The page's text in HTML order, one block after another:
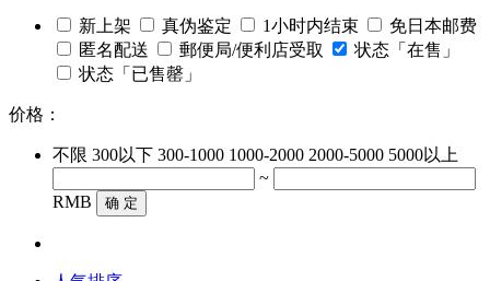
新上架 真伪鉴定 1小时内结束
免日本邮费
匿名配送
郵便局/便利店受取
状态「在售」
状态「已售罄」
价格：
不限 300以下 300-1000 1000-2000 2000-5000 5000以上
~
RMB
确 定